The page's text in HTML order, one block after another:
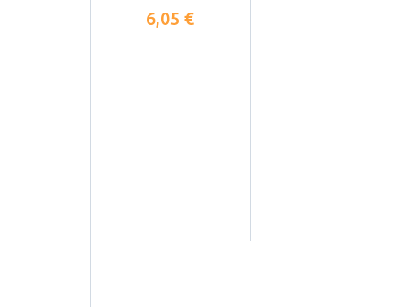
6,05 €